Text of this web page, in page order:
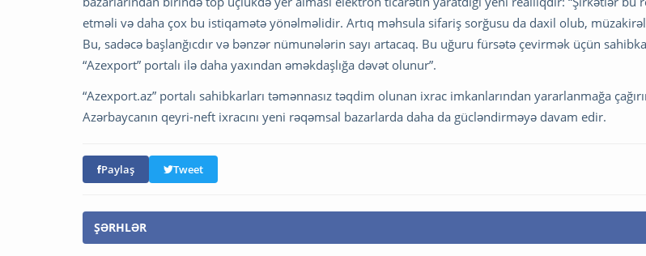
etməli və daha çox bu istiqamətə yönəlməlidir. Artıq məhsula sifariş sorğusu da daxil olub,
Bu, sadəcə başlanğıcdır və bənzər nümunələrin sayı artacaq. Bu uğuru fürsətə çevirmək üçün
“Azexport” portalı ilə daha yaxından əməkdaşlığa dəvət olunur”.
“Azexport.az” portalı sahibkarları təmənnasız təqdim olunan ixrac imkanlarından yararlanmağa
Azərbaycanın qeyri-neft ixracını yeni rəqəmsal bazarlarda daha da gücləndirməyə davam edir.
Paylaş Tweet
ŞƏRHLƏR